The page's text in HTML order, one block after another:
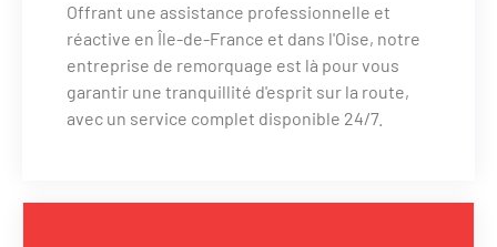
Offrant une assistance professionnelle et
réactive en Île-de-France et dans l'Oise, notre
entreprise de remorquage est là pour vous
garantir une tranquillité d'esprit sur la route,
avec un service complet disponible 24/7.